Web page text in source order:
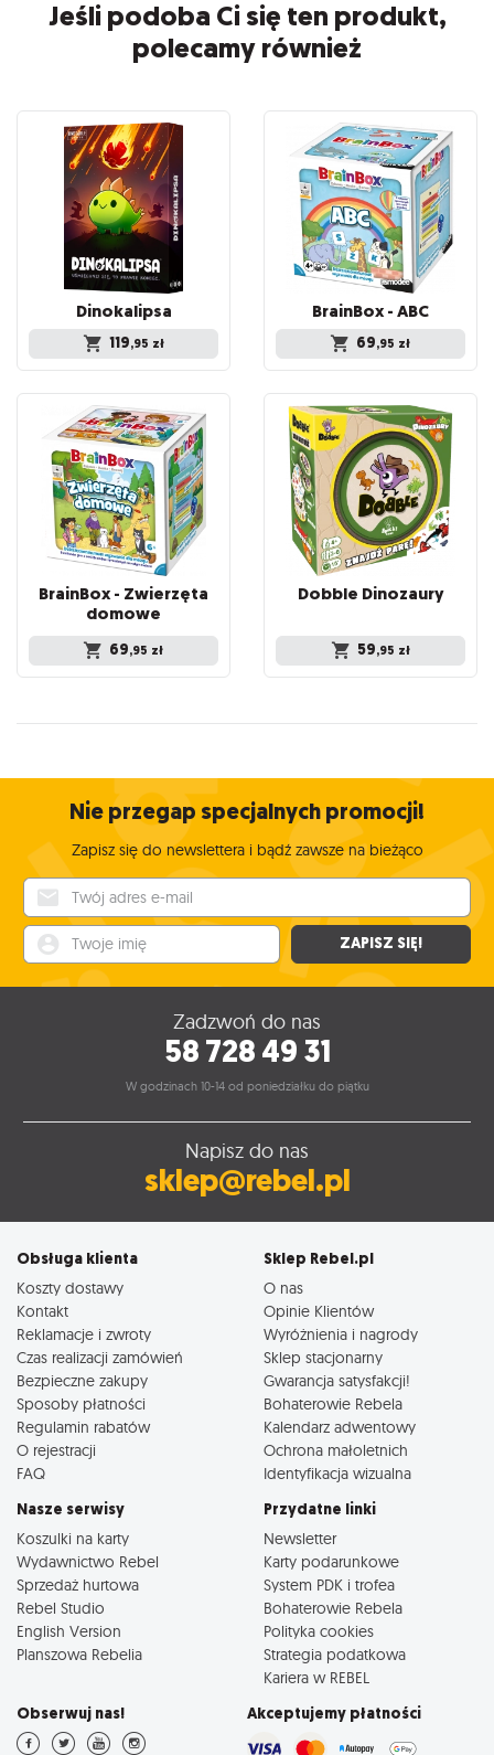
Jeśli podoba Ci się ten produkt,
polecamy również
Dinokalipsa
119,95 zł
BrainBox-ABC
69,95 zł
BrainBox - Zwierzęta
domowe
69,95 zł
Dobble Dinozaury
59,95 zł
Nie przegap specjalnych promocji!
Zapisz się do newslettera i bądź zawsze na bieżąco
ZAPISZ SIĘ!
Zadzwoń do nas
58 728 49 31
W godzinach 10-14 od poniedziałku do piątku
Napisz do nas
sklep@rebel.pl
Obsługa klienta
Koszty dostawy
Kontakt
Reklamacje i zwroty
Czas realizacji zamówień
Bezpieczne zakupy
Sposoby płatności
Regulamin rabatów
O rejestracji
FAQ
Sklep Rebel.pl
O nas
Opinie Klientów
Wyróżnienia i nagrody
Sklep stacjonarny
Gwarancja satysfakcji!
Bohaterowie Rebela
Kalendarz adwentowy
Ochrona małoletnich
Identyfikacja wizualna
Nasze serwisy
Koszulki na karty
Wydawnictwo Rebel
Sprzedaż hurtowa
Rebel Studio
English Version
Planszowa Rebelia
Przydatne linki
Newsletter
Karty podarunkowe
System PDK i trofea
Bohaterowie Rebela
Polityka cookies
Strategia podatkowa
Kariera w REBEL
Obserwuj nas! Akceptujemy płatności